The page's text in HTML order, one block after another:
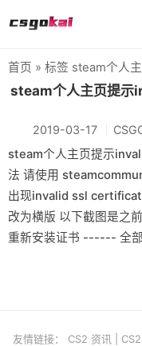
首页 » 标签 steam个人
steam个人主页提
2019-03-17
steam个人主页提示
法 请使用
出现invalid ssl
改为横版 以下截图是之
重新安装证书 ------ 全
友情链接： CS2 资讯